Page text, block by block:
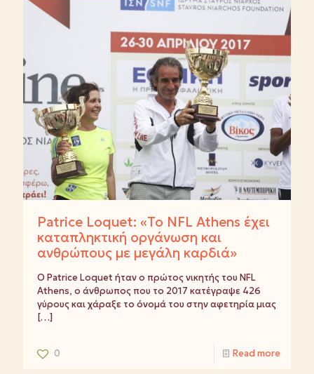
Patrice Loquet: «Το NFL Athens έχει
καταπληκτική οργάνωση και
ανθρώπους με μεγάλη καρδιά»
Ο Patrice Loquet ήταν ο πρώτος νικητής του NFL
Athens, ο άνθρωπος που το 2017 κατέγραψε 426
γύρους και χάραξε το όνομά του στην αφετηρία μιας
[…]
0 Read more